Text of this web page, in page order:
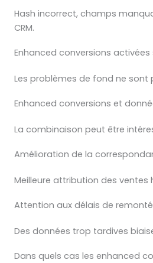
Hash incorrect, champs
CRM.
Enhanced conversions
Les problèmes de fond ne sont
Enhanced conversions et
La combinaison peut être
Amélioration de la
Meilleure attribution des ventes
Attention aux délais de
Des données trop tardives
Dans quels cas les enhanced